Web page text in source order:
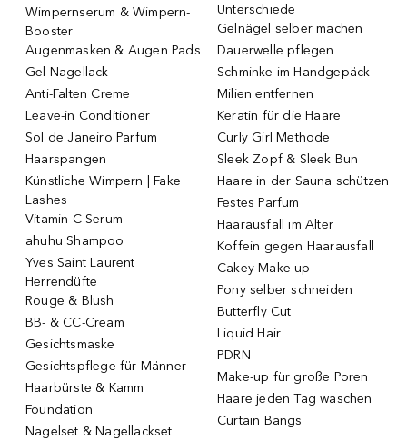
Wimpernserum & Wimpern-
Booster
Augenmasken & Augen Pads
Gel-Nagellack
Anti-Falten Creme
Leave-in Conditioner
Sol de Janeiro Parfum
Haarspangen
Künstliche Wimpern | Fake
Lashes
Vitamin C Serum
ahuhu Shampoo
Yves Saint Laurent
Herrendüfte
Rouge & Blush
BB- & CC-Cream
Gesichtsmaske
Gesichtspflege für Männer
Haarbürste & Kamm
Foundation
Nagelset & Nagellackset
Unterschiede
Gelnägel selber machen
Dauerwelle pflegen
Schminke im Handgepäck
Milien entfernen
Keratin für die Haare
Curly Girl Methode
Sleek Zopf & Sleek Bun
Haare in der Sauna schützen
Festes Parfum
Haarausfall im Alter
Koffein gegen Haarausfall
Cakey Make-up
Pony selber schneiden
Butterfly Cut
Liquid Hair
PDRN
Make-up für große Poren
Haare jeden Tag waschen
Curtain Bangs